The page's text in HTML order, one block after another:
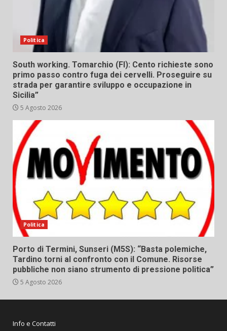
Politica
South working. Tomarchio (FI): Cento richieste sono
primo passo contro fuga dei cervelli. Proseguire su
strada per garantire sviluppo e occupazione in
Sicilia”
5 Agosto 2026
Politica
Porto di Termini, Sunseri (M5S): “Basta polemiche,
Tardino torni al confronto con il Comune. Risorse
pubbliche non siano strumento di pressione politica”
5 Agosto 2026
Info e Contatti